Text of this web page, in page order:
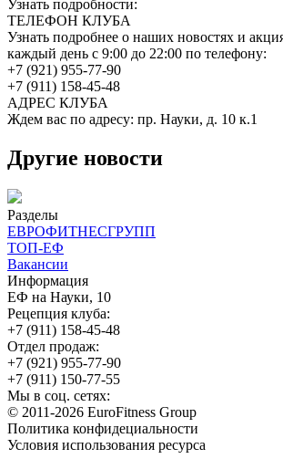
Узнать подробности:
ТЕЛЕФОН КЛУБА
Узнать подробнее о наших новостях и
каждый день с 9:00 до 22:00 по телефону:
+7 (921) 955-77-90
+7 (911) 158-45-48
АДРЕС КЛУБА
Ждем вас по адресу: пр. Науки, д. 10 к.1
Другие новости
Разделы
ЕВРОФИТНЕСГРУПП
ТОП-ЕФ
Вакансии
Информация
ЕФ на Науки, 10
Рецепция клуба:
+7 (911) 158-45-48
Отдел продаж:
+7 (921) 955-77-90
+7 (911) 150-77-55
Мы в соц. сетях:
© 2011-2026 EuroFitness Group
Политика конфидециальности
Условия использования ресурса